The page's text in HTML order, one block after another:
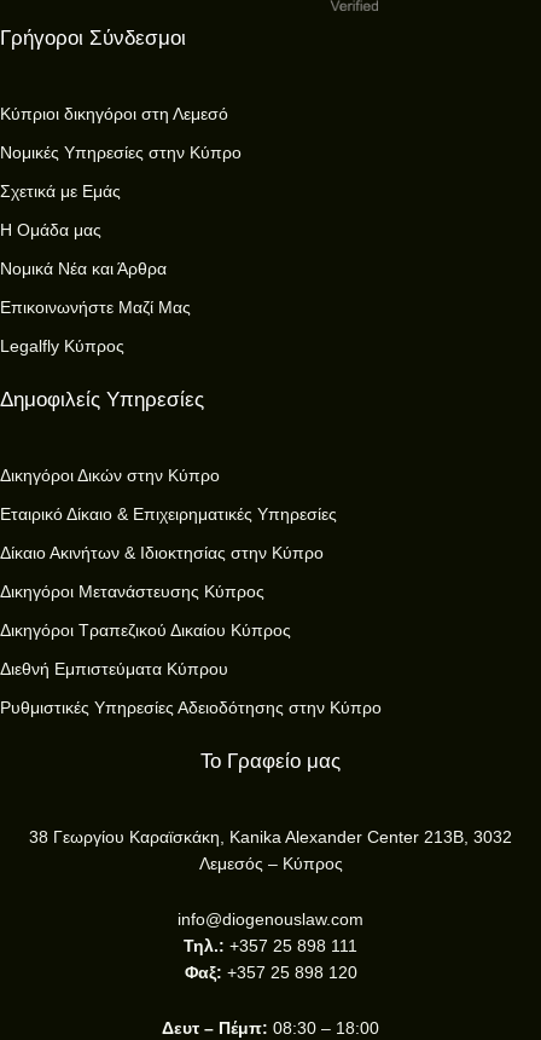
Γρήγοροι Σύνδεσμοι
Κύπριοι δικηγόροι στη Λεμεσό
Νομικές Υπηρεσίες στην Κύπρο
Σχετικά με Εμάς
Η Ομάδα μας
Νομικά Νέα και Άρθρα
Επικοινωνήστε Μαζί Μας
Legalfly Κύπρος
Δημοφιλείς Υπηρεσίες
Δικηγόροι Δικών στην Κύπρο
Εταιρικό Δίκαιο & Επιχειρηματικές Υπηρεσίες
Δίκαιο Ακινήτων & Ιδιοκτησίας στην Κύπρο
Δικηγόροι Μετανάστευσης Κύπρος
Δικηγόροι Τραπεζικού Δικαίου Κύπρος
Διεθνή Εμπιστεύματα Κύπρου
Ρυθμιστικές Υπηρεσίες Αδειοδότησης στην Κύπρο
Το Γραφείο μας
38 Γεωργίου Καραϊσκάκη, Kanika Alexander Center 213B, 3032
Λεμεσός – Κύπρος
info@diogenouslaw.com
Τηλ.: +357 25 898 111
Φαξ: +357 25 898 120
Δευτ – Πέμπ: 08:30 – 18:00